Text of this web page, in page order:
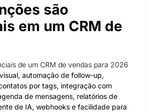
são
em um CRM de
de um CRM de vendas para 2026
automação de follow-up,
por tags, integração com
de mensagens, relatórios de
de IA, webhooks e facilidade para